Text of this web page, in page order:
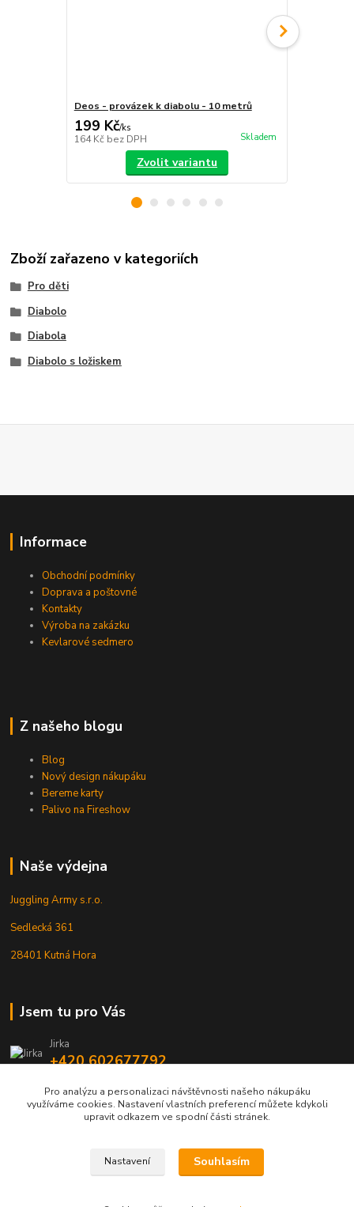
Deos - provázek k diabolu - 10 metrů
199 Kč/ks
164 Kč bez DPH Skladem
Zvolit variantu
Zboží zařazeno v kategoriích
Pro děti
Diabolo
Diabola
Diabolo s ložiskem
Informace
Obchodní podmínky
Doprava a poštovné
Kontakty
Výroba na zakázku
Kevlarové sedmero
Z našeho blogu
Blog
Nový design nákupáku
Bereme karty
Palivo na Fireshow
Naše výdejna
Juggling Army s.r.o.
Sedlecká 361
28401 Kutná Hora
Jsem tu pro Vás
Jirka
+420 602677792
info@jarmy.cz
Pro analýzu a personalizaci návštěvnosti našeho nákupáku
využíváme cookies. Nastavení vlastních preferencí můžete kdykoli
upravit odkazem ve spodní části stránek.
Nastavení Souhlasím